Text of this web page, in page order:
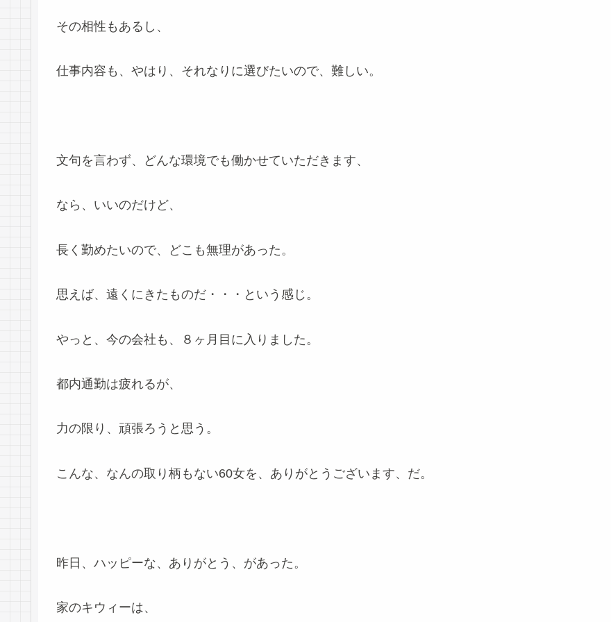
その相性もあるし、
仕事内容も、やはり、それなりに選びたいので、難しい。
文句を言わず、どんな環境でも働かせていただきます、
なら、いいのだけど、
長く勤めたいので、どこも無理があった。
思えば、遠くにきたものだ・・・という感じ。
やっと、今の会社も、８ヶ月目に入りました。
都内通勤は疲れるが、
力の限り、頑張ろうと思う。
こんな、なんの取り柄もない60女を、ありがとうございます、だ。
昨日、ハッピーな、ありがとう、があった。
家のキウィーは、